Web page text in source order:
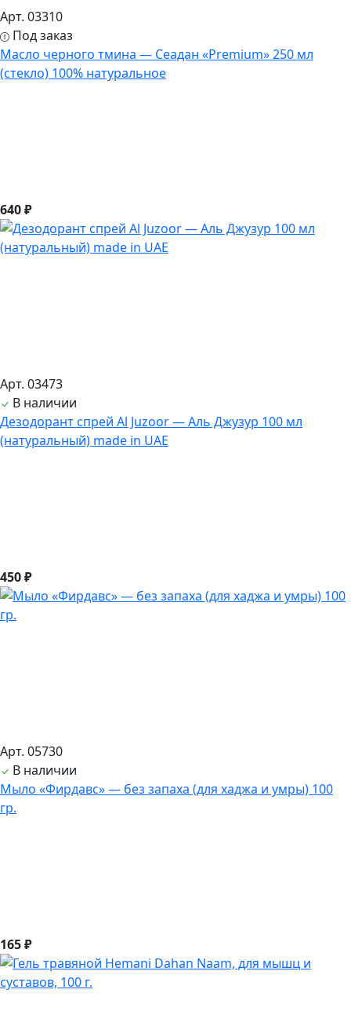
Арт. 03310
Под заказ
Масло черного тмина — Сеадан «Premium» 250 мл
(стекло) 100% натуральное
640 ₽
Арт. 03473
В наличии
Дезодорант спрей Al Juzoor — Аль Джузур 100 мл
(натуральный) made in UAE
450 ₽
Арт. 05730
В наличии
Мыло «Фирдавс» — без запаха (для хаджа и умры) 100
гр.
165 ₽